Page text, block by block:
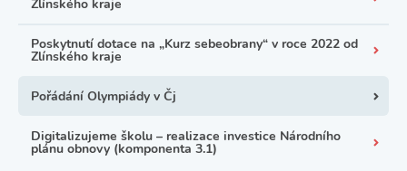
Zlínského kraje
Poskytnutí dotace na „Kurz sebeobrany“ v roce 2022 od
Zlínského kraje
Pořádání Olympiády v Čj
Digitalizujeme školu – realizace investice Národního
plánu obnovy (komponenta 3.1)